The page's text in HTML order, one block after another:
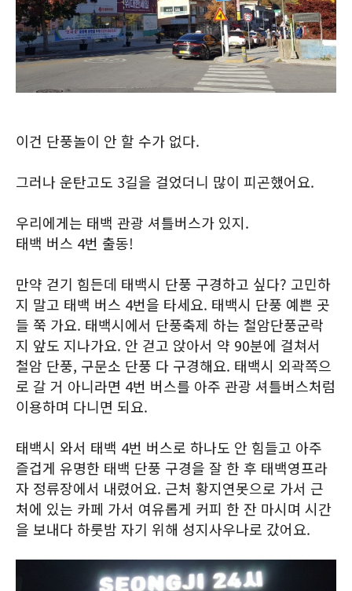
이건 단풍놀이 안 할 수가 없다.
그러나 운탄고도 3길을 걸었더니 많이 피곤했어요.
우리에게는 태백 관광 셔틀버스가 있지.
태백 버스 4번 출동!
만약 걷기 힘든데 태백시 단풍 구경하고 싶다? 고민하
지 말고 태백 버스 4번을 타세요. 태백시 단풍 예쁜 곳
들 쭉 가요. 태백시에서 단풍축제 하는 철암단풍군락
지 앞도 지나가요. 안 걷고 앉아서 약 90분에 걸쳐서
철암 단풍, 구문소 단풍 다 구경해요. 태백시 외곽쪽으
로 갈 거 아니라면 4번 버스를 아주 관광 셔틀버스처럼
이용하며 다니면 되요.
태백시 와서 태백 4번 버스로 하나도 안 힘들고 아주
즐겁게 유명한 태백 단풍 구경을 잘 한 후 태백영프라
자 정류장에서 내렸어요. 근처 황지연못으로 가서 근
처에 있는 카페 가서 여유롭게 커피 한 잔 마시며 시간
을 보내다 하룻밤 자기 위해 성지사우나로 갔어요.